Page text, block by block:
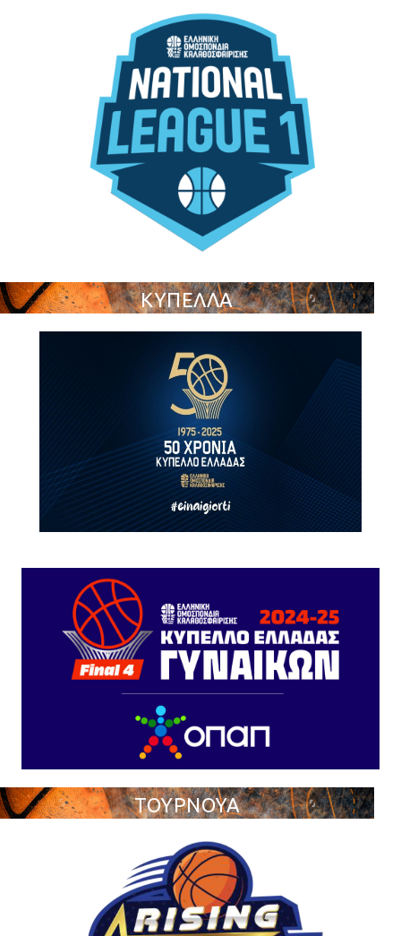
ΚΥΠΕΛΛΑ
ΤΟΥΡΝΟΥΑ